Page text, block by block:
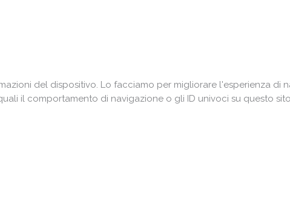
del dispositivo. Lo facciamo per migliorare l'esperienza di
il comportamento di navigazione o gli ID univoci su questo